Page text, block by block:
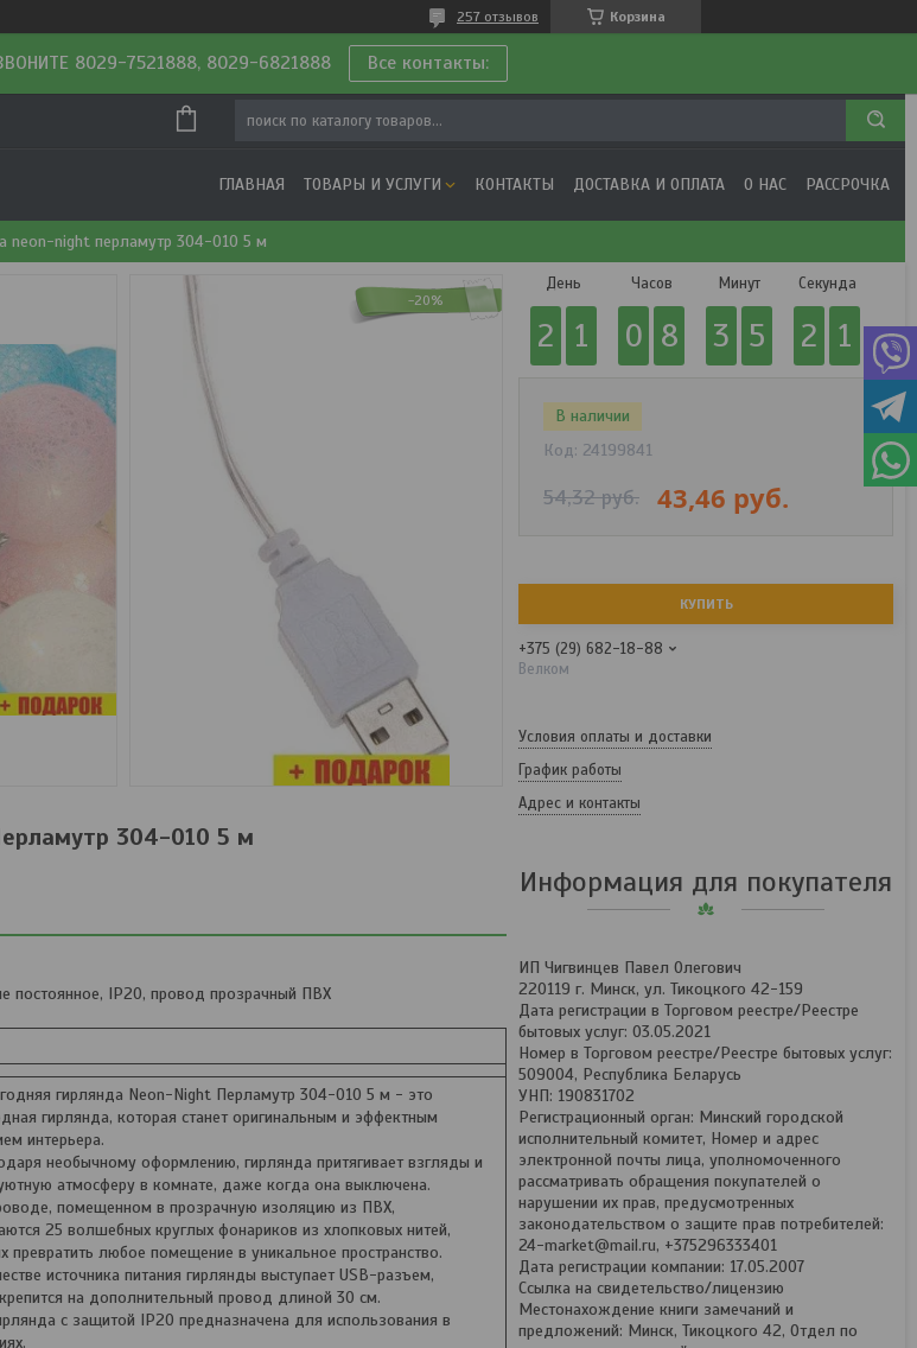
Корзина
257 отзывов
8029-7521888, 8029-6821888 Все контакты:
ГЛАВНАЯ ТОВАРЫ И УСЛУГИ КОНТАКТЫ ДОСТАВКА И ОПЛАТА О НАС РАССРОЧКА
neon-night перламутр 304-010 5 м
-20%
304-010 5 м
постоянное, IP20, провод прозрачный ПВХ
гирлянда Neon-Night Перламутр 304-010 5 м - это
гирлянда, которая станет оригинальным и эффектным
интерьера.
необычному оформлению, гирлянда притягивает взгляды и
атмосферу в комнате, даже когда она выключена.
помещенном в прозрачную изоляцию из ПВХ,
25 волшебных круглых фонариков из хлопковых нитей,
превратить любое помещение в уникальное пространство.
источника питания гирлянды выступает USB-разъем,
на дополнительный провод длиной 30 см.
с защитой IP20 предназначена для использования в
День
2 1
Часов
0 8
Минут
3 5
Секунда
2 1
В наличии
Код: 24199841
54,32руб. 43,46 руб.
КУПИТЬ
+375 (29) 682-18-88
Велком
Условия оплаты и доставки
График работы
Адрес и контакты
Информация для покупателя
ИП Чигвинцев Павел Олегович
220119 г. Минск, ул. Тикоцкого 42-159
Дата регистрации в Торговом реестре/Реестре
бытовых услуг: 03.05.2021
Номер в Торговом реестре/Реестре бытовых услуг:
509004, Республика Беларусь
УНП: 190831702
Регистрационный орган: Минский городской
исполнительный комитет, Номер и адрес
электронной почты лица, уполномоченного
рассматривать обращения покупателей о
нарушении их прав, предусмотренных
законодательством о защите прав потребителей:
24-market@mail.ru, +375296333401
Дата регистрации компании: 17.05.2007
Ссылка на свидетельство/лицензию
Местонахождение книги замечаний и
предложений: Минск, Тикоцкого 42, Отдел по